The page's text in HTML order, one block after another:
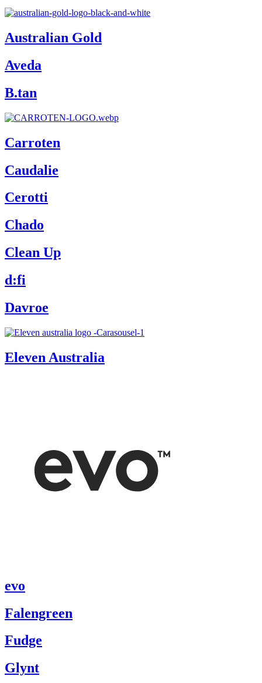
Australian Gold
Aveda
B.tan
Carroten
Caudalie
Cerotti
Chado
Clean Up
d:fi
Davroe
Eleven Australia
evo
Falengreen
Fudge
Glynt